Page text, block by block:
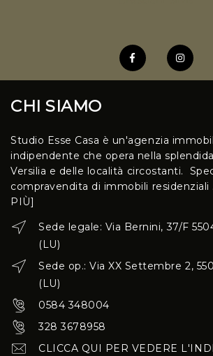
CHI SIAMO
Studio Esse Casa è un'agenzia
indipendente che opera nella
Versilia e delle località circostanti.
compravendita di immobili residenziali
PIÙ]
Sede legale: Via Bernini, 37/F
(LU)
Sede op.: Via XX Settembre 2,
(LU)
0584 348004
328 3678958
CLICCA QUI PER VEDERE